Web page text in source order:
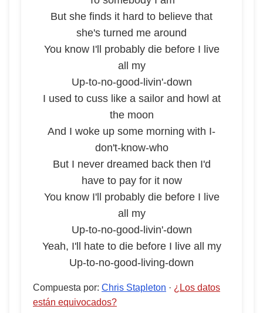
But she finds it hard to believe that
she's turned me around
You know I'll probably die before I live
all my
Up-to-no-good-livin'-down
I used to cuss like a sailor and howl at
the moon
And I woke up some morning with I-
don't-know-who
But I never dreamed back then I'd
have to pay for it now
You know I'll probably die before I live
all my
Up-to-no-good-livin'-down
Yeah, I'll hate to die before I live all my
Up-to-no-good-living-down
Compuesta por: Chris Stapleton · ¿Los datos
están equivocados?